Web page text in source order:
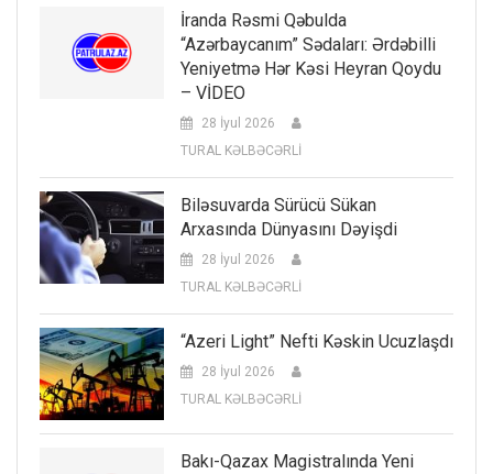
İranda Rəsmi Qəbulda
“Azərbaycanım” Sədaları: Ərdəbilli
Yeniyetmə Hər Kəsi Heyran Qoydu
– VİDEO
28 İyul 2026
TURAL KƏLBƏCƏRLİ
Biləsuvarda Sürücü Sükan
Arxasında Dünyasını Dəyişdi
28 İyul 2026
TURAL KƏLBƏCƏRLİ
“Azeri Light” Nefti Kəskin Ucuzlaşdı
28 İyul 2026
TURAL KƏLBƏCƏRLİ
Bakı-Qazax Magistralında Yeni